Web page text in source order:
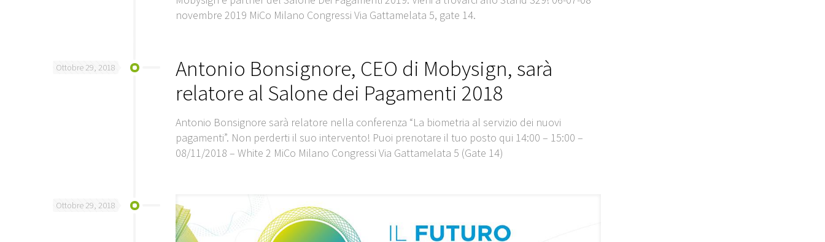
novembre 2019 MiCo Milano Congressi Via Gattamelata 5, gate 14.
Ottobre 29, 2018
Antonio Bonsignore, CEO di Mobysign, sarà
relatore al Salone dei Pagamenti 2018
Antonio Bonsignore sarà relatore nella conferenza “La biometria al servizio dei nuovi
pagamenti”. Non perderti il suo intervento! Puoi prenotare il tuo posto qui 14:00 – 15:00 –
08/11/2018 – White 2 MiCo Milano Congressi Via Gattamelata 5 (Gate 14)
Ottobre 29, 2018